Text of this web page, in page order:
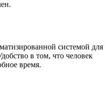
системой для
в том, что человек
время.